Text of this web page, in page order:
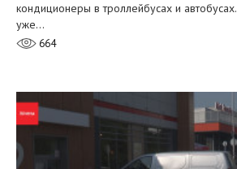
кондиционеры в троллейбусах и
уже…
664